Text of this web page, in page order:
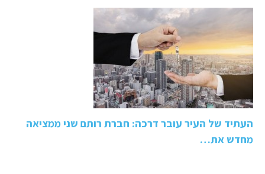
העתיד של העיר עובר דרכה: חברת רותם שני ממציאה
מחדש את…